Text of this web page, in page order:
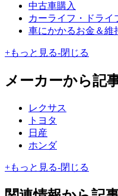
中古車購入
カーライフ・ドライ
車にかかるお金＆維
+もっと見る-閉じる
メーカーから記
レクサス
トヨタ
日産
ホンダ
+もっと見る-閉じる